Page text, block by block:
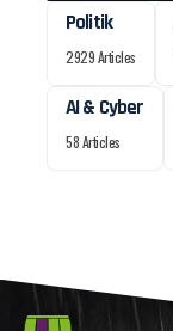
Politik
2929 Articles
AI & Cyber
58 Articles